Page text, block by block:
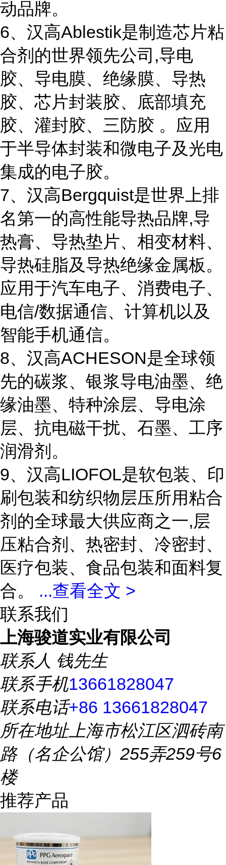
动品牌。
6、汉高Ablestik是制造芯片粘
合剂的世界领先公司,导电
胶、导电膜、绝缘膜、导热
胶、芯片封装胶、底部填充
胶、灌封胶、三防胶 。应用
于半导体封装和微电子及光电
集成的电子胶。
7、汉高Bergquist是世界上排
名第一的高性能导热品牌,导
热膏、导热垫片、相变材料、
导热硅脂及导热绝缘金属板。
应用于汽车电子、消费电子、
电信/数据通信、计算机以及
智能手机通信。
8、汉高ACHESON是全球领
先的碳浆、银浆导电油墨、绝
缘油墨、特种涂层、导电涂
层、抗电磁干扰、石墨、工序
润滑剂。
9、汉高LIOFOL是软包装、印
刷包装和纺织物层压所用粘合
剂的全球最大供应商之一,层
压粘合剂、热密封、冷密封、
医疗包装、食品包装和面料复
合。 ...查看全文 >
联系我们
上海骏道实业有限公司
联系人 钱先生
联系手机13661828047
联系电话+86 13661828047
所在地址上海市松江区泗砖南
路（名企公馆）255弄259号6
楼
推荐产品